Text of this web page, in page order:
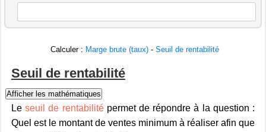
Calculer : Marge brute (taux)- Seuil de rentabilité
Seuil de rentabilité
Afficher les mathématiques
Leseuil de rentabilitépermet de répondre à la question :
Quel est le montant de ventes minimum à réaliser afin que